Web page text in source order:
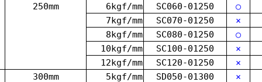
250mm
6kgf/mm
SC060-01250
○
7kgf/mm
SC070-01250 ×
8kgf/mm
SC080-01250
○
10kgf/mm
SC100-01250 ×
12kgf/mm
SC120-01250 ×
300mm 5kgf/mm SD050-01300 ×